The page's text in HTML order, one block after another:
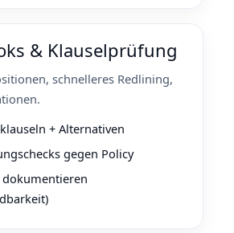
& Klauselprüfung
schnelleres Redlining,
+ Alternativen
gegen Policy
dokumentieren